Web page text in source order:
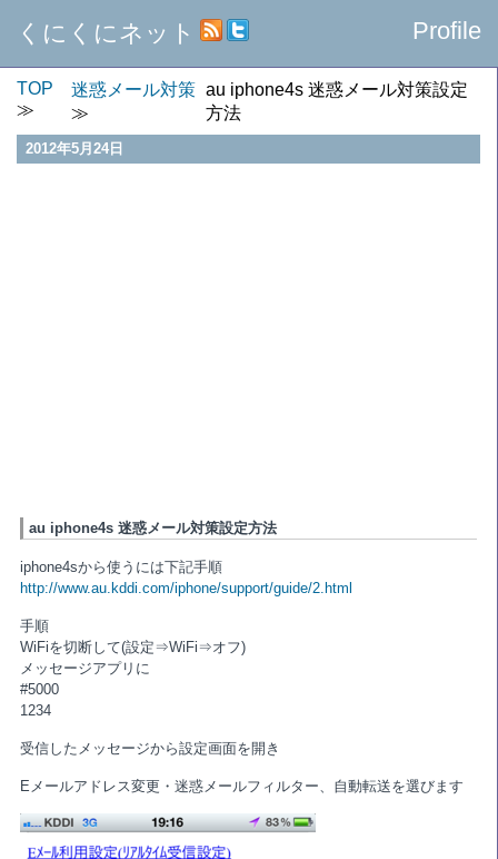
くにくにネット Profile
TOP 迷惑メール対策 au iphone4s 迷惑メール対策設定
方法
2012年5月24日
au iphone4s 迷惑メール対策設定方法
iphone4sから使うには下記手順
http://www.au.kddi.com/iphone/support/guide/2.html
手順
WiFiを切断して(設定⇒WiFi⇒オフ)
メッセージアプリに
#5000
1234
受信したメッセージから設定画面を開き
Eメールアドレス変更・迷惑メールフィルター、自動転送を選びます